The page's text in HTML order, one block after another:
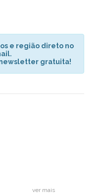
e região direto no
newsletter gratuita!
ver mais